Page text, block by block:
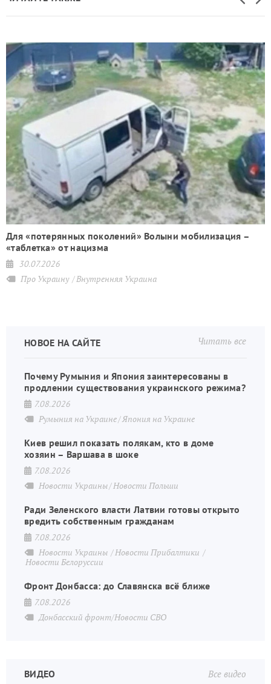
Для «потерянных поколений» Волыни мобилизация –
«таблетка» от нацизма
30.07.2026
Про Украину Внутренняя Украина
Читать все
НОВОЕ НА САЙТЕ
Почему Румыния и Япония заинтересованы в
продлении существования украинского режима?
7.08.2026
Румыния на Украине Япония на Украине
Киев решил показать полякам, кто в доме
хозяин – Варшава в шоке
7.08.2026
Новости Украины Новости Польши
Ради Зеленского власти Латвии готовы открыто
вредить собственным гражданам
7.08.2026
Новости Украины
Новости Прибалтики
Новости Белоруссии
Фронт Донбасса: до Славянска всё ближе
7.08.2026
Донбасский фронт/Новости СВО
Все видео
ВИДЕО